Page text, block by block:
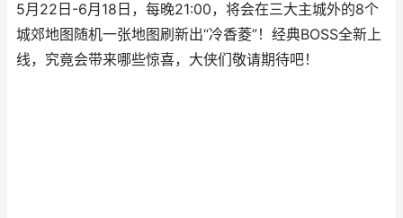
5月22日-6月18日，每晚21:00，将会在三大主城外的8个
城郊地图随机一张地图刷新出“冷香菱”！经典BOSS全新上
线，究竟会带来哪些惊喜，大侠们敬请期待吧！